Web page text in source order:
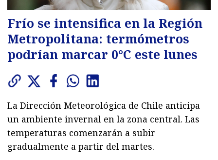
Frío se intensifica en la Región
Metropolitana: termómetros
podrían marcar 0°C este lunes
La Dirección Meteorológica de Chile anticipa
un ambiente invernal en la zona central. Las
temperaturas comenzarán a subir
gradualmente a partir del martes.